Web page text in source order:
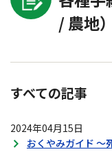
/ 農地）
すべての記事
2024年04月15日
おくやみガイド ～